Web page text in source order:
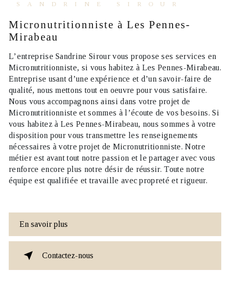
SANDRINE SIROUR
Micronutritionniste à Les Pennes-
Mirabeau
L’entrepriseSandrine Sirourvous propose ses services en
Micronutritionniste, si vous habitez à Les Pennes-Mirabeau.
Entreprise usant d’une expérience et d’un savoir-faire de
qualité, nous mettons tout en oeuvre pour vous satisfaire.
Nous vous accompagnons ainsi dans votre projet de
Micronutritionniste et sommes à l’écoute de vos besoins. Si
vous habitez à Les Pennes-Mirabeau, nous sommes à votre
disposition pour vous transmettre les renseignements
nécessaires à votre projet de Micronutritionniste. Notre
métier est avant tout notre passion et le partager avec vous
renforce encore plus notre désir de réussir. Toute notre
équipe est qualifiée et travaille avec propreté et rigueur.
En savoir plus
Contactez-nous